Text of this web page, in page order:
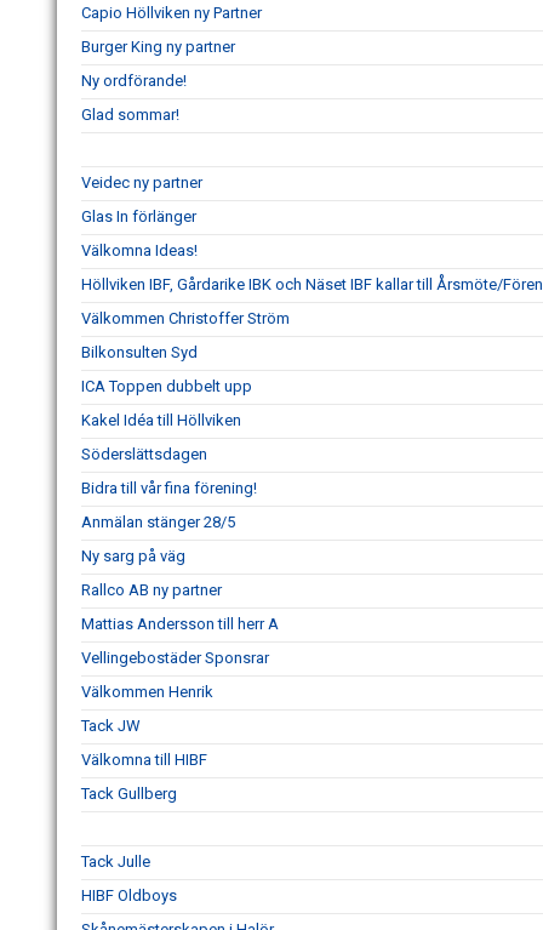
Capio Höllviken ny Partner
Burger King ny partner
Ny ordförande!
Glad sommar!
Veidec ny partner
Glas In förlänger
Välkomna Ideas!
Höllviken IBF, Gårdarike IBK och Näset IBF kallar till Årsmöte/
Välkommen Christoffer Ström
Bilkonsulten Syd
ICA Toppen dubbelt upp
Kakel Idéa till Höllviken
Söderslättsdagen
Bidra till vår fina förening!
Anmälan stänger 28/5
Ny sarg på väg
Rallco AB ny partner
Mattias Andersson till herr A
Vellingebostäder Sponsrar
Välkommen Henrik
Tack JW
Välkomna till HIBF
Tack Gullberg
Tack Julle
HIBF Oldboys